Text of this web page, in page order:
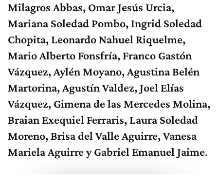
Milagros Abbas, Omar Jesús Urcia,
Mariana Soledad Pombo, Ingrid Soledad
Chopita, Leonardo Nahuel Riquelme,
Mario Alberto Fonsfría, Franco Gastón
Vázquez, Aylén Moyano, Agustina Belén
Martorina, Agustín Valdez, Joel Elías
Vázquez, Gimena de las Mercedes Molina,
Braian Exequiel Ferraris, Laura Soledad
Moreno, Brisa del Valle Aguirre, Vanesa
Mariela Aguirre y Gabriel Emanuel Jaime.